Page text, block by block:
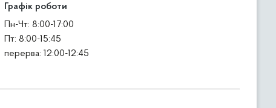
Графік роботи
Пн-Чт: 8:00-17:00
Пт: 8:00-15:45
перерва: 12:00-12:45